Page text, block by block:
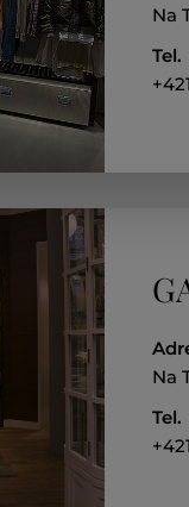
Na
Tel.
Na
Tel.